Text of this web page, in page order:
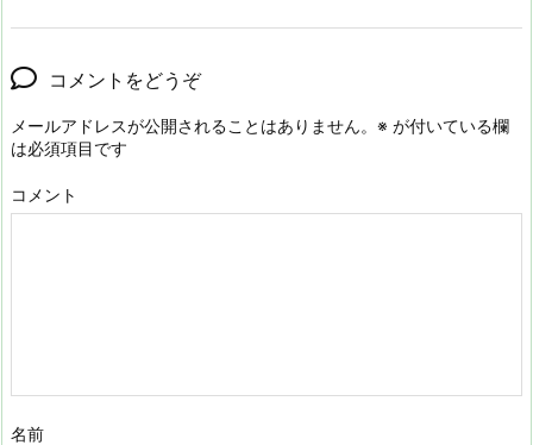
コメントをどうぞ
メールアドレスが公開されることはありません。 ※ が付いている欄
は必須項目です
コメント
名前